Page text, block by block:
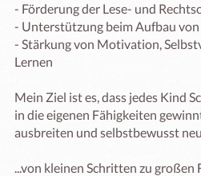
- Förderung der Lese- und
- Unterstützung beim Aufbau
- Stärkung von Motivation,
Lernen
Mein Ziel ist es, dass jedes Kind
in die eigenen Fähigkeiten
ausbreiten und selbstbewusst
...von kleinen Schritten zu großen